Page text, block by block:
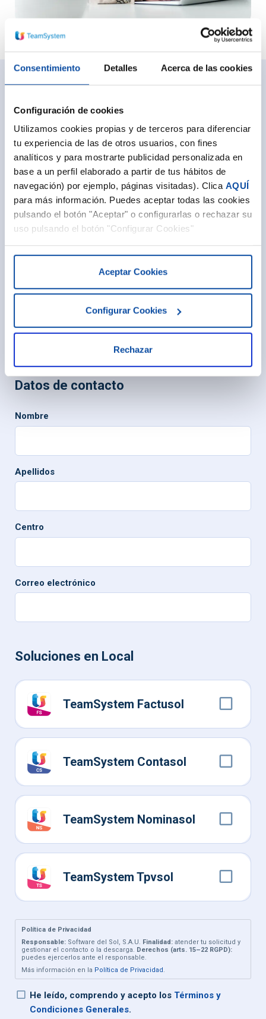
Consentimiento Detalles Acerca de las cookies
Configuración de cookies
Utilizamos cookies propias y de terceros para diferenciar
tu experiencia de las de otros usuarios, con fines
analíticos y para mostrarte publicidad personalizada en
base a un perfil elaborado a partir de tus hábitos de
navegación) por ejemplo, páginas visitadas). Clica AQUÍ
para más información. Puedes aceptar todas las cookies
pulsando el botón "Aceptar" o configurarlas o rechazar su
uso pulsando el botón "Configurar Cookies"
Aceptar Cookies
Configurar Cookies
Rechazar
Descarga las
versiones educativas
Al descargar laversión educativatendrás una
edición ideal para que la utilices en tus tareas
académicas.
Podrás familiarizarte con el funcionamiento de los
programas defacturación, contabilidad y
nóminasy, realizar ejercicios prácticos en el
mismo entorno que te encontrarás en el mundo
laboral.
Esta versión se ofrece exclusivamente para uso
educativo, por lo queno es válida para uso
profesional.
Datos de contacto
Nombre
Apellidos
Centro
Correo electrónico
Soluciones en Local
TeamSystem Factusol
TeamSystem Contasol
TeamSystem Nominasol
TeamSystem Tpvsol
Política de Privacidad
Responsable: Software del Sol, S.A.U. Finalidad: atender tu solicitud y
gestionar el contacto o la descarga. Derechos (arts. 15–22 RGPD):
puedes ejercerlos ante el responsable.
Más información en la Política de Privacidad .
He leído, comprendo y acepto los Términos y
Condiciones Generales.